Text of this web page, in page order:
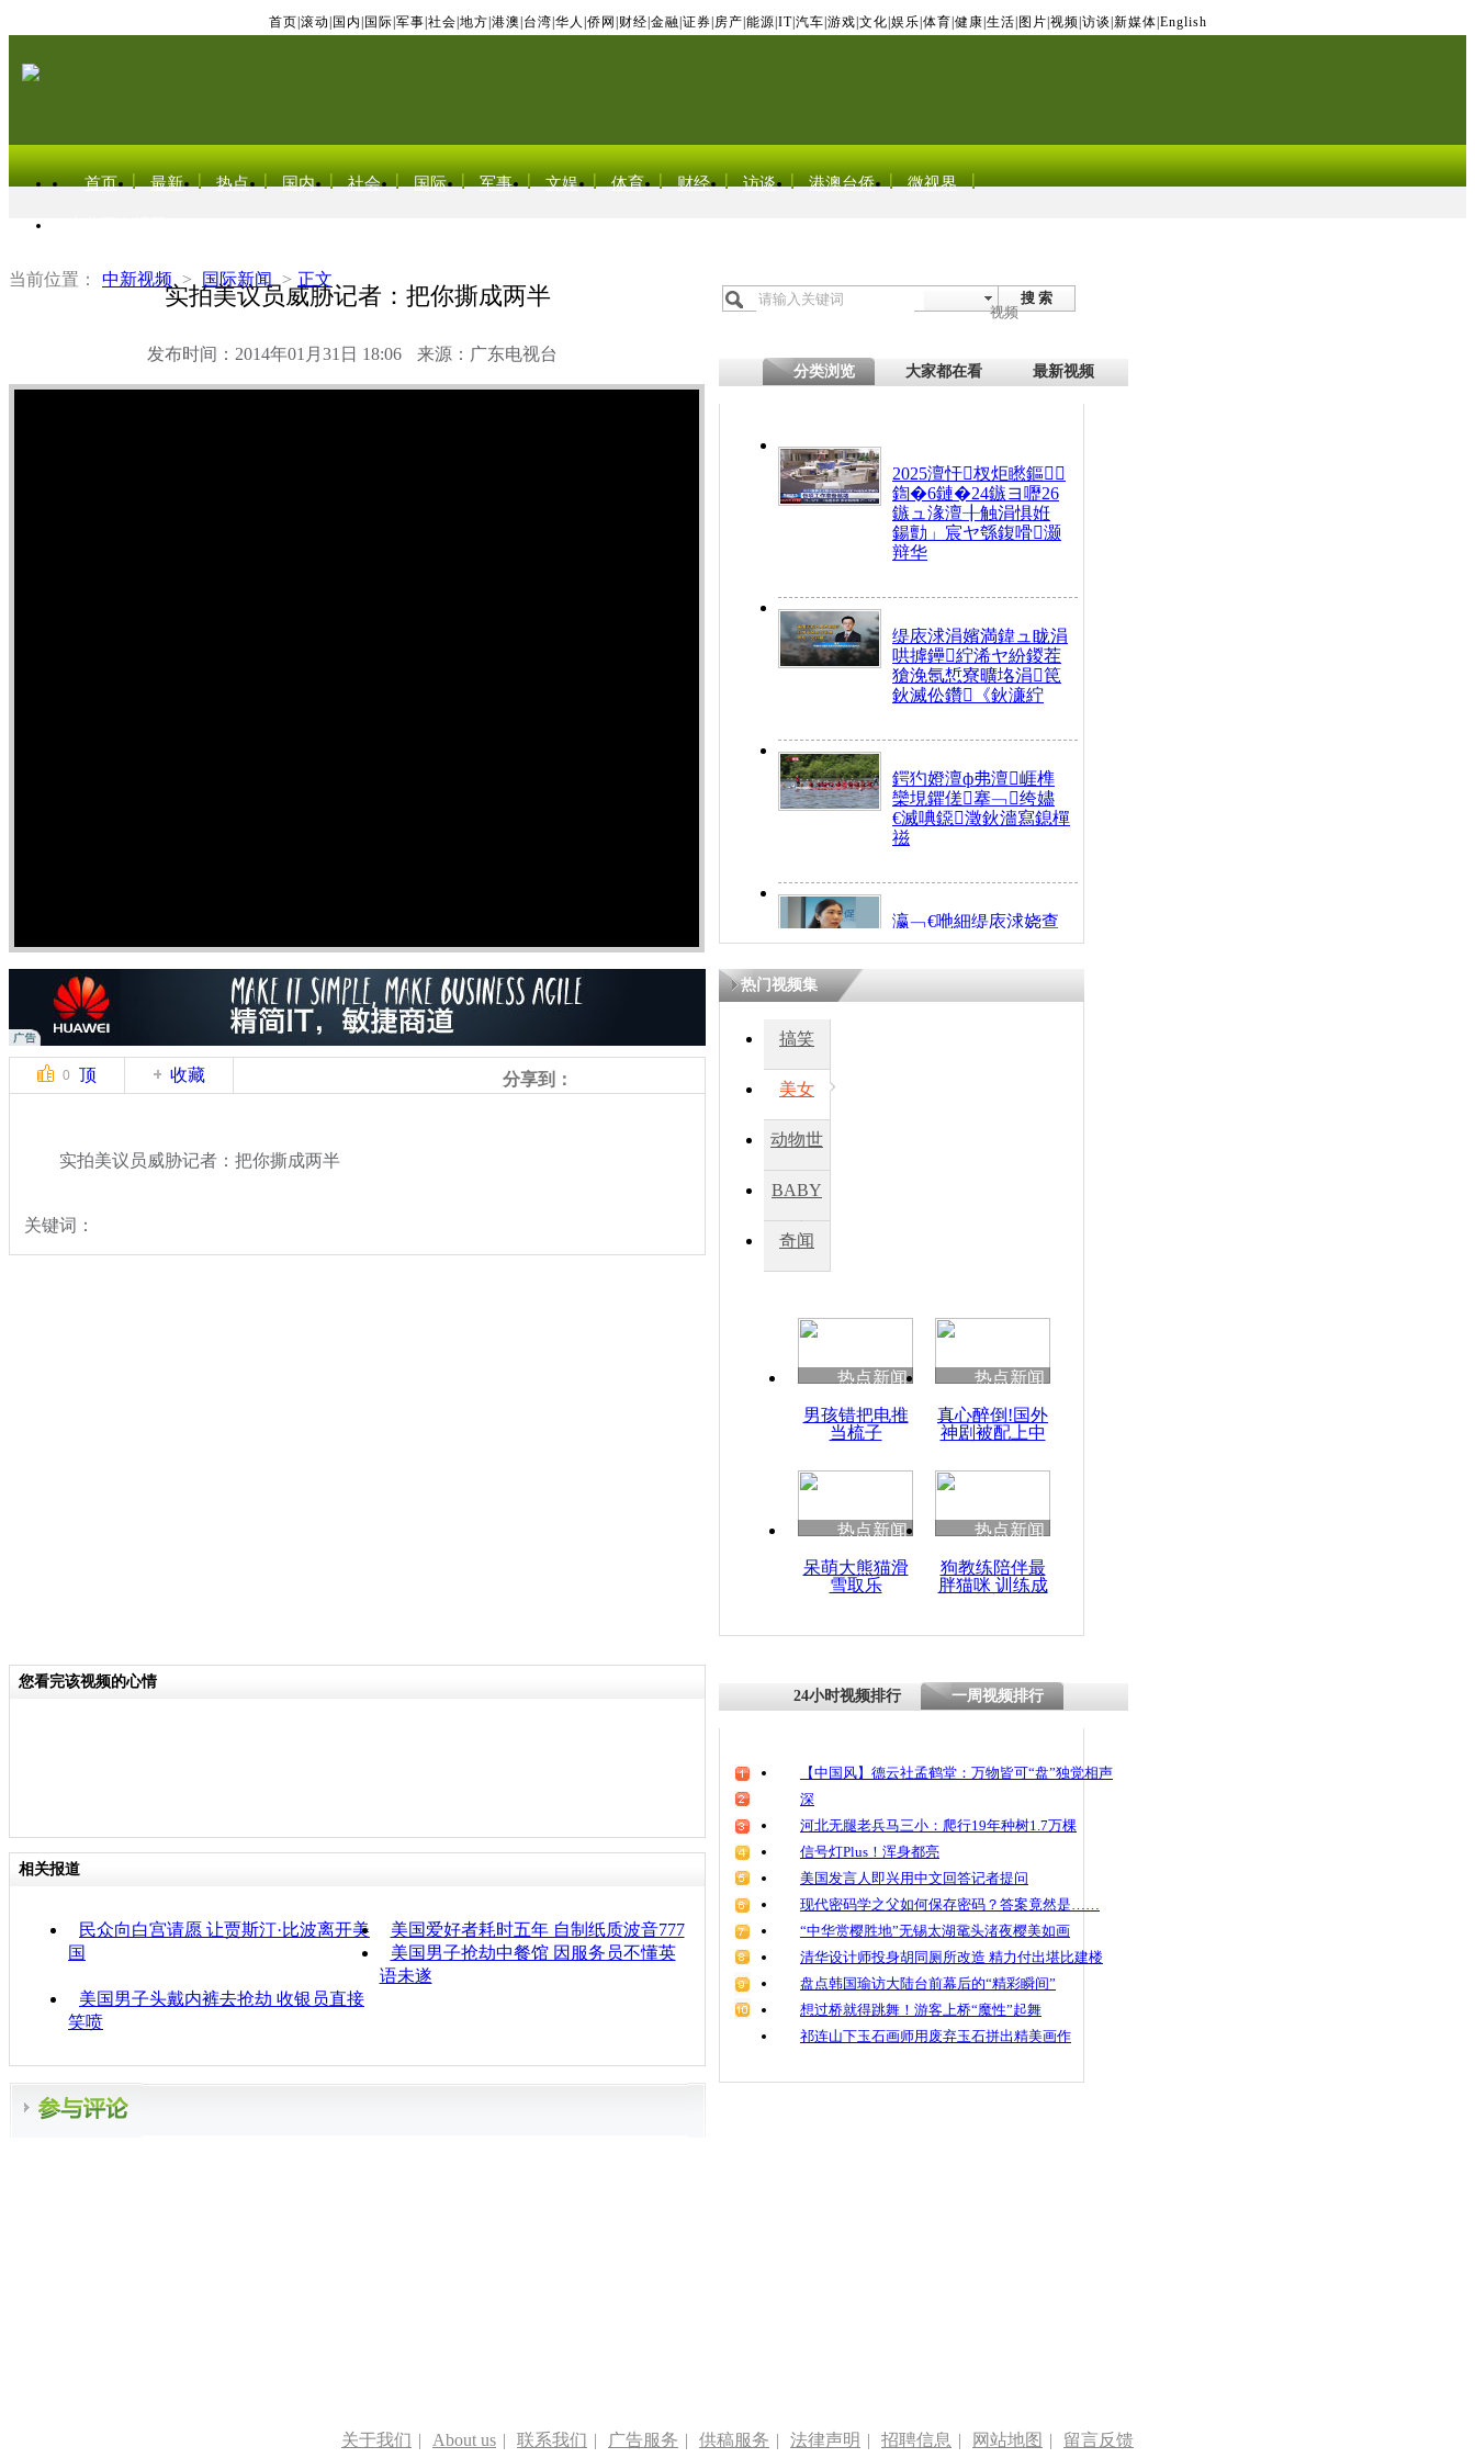
首页 滚动 国内 国际 军事 社会 地方 港澳 台湾 华人 侨网 财经 金融 证券 房产 能源 IT| 汽车 游戏 文化 娱乐 体育 健康 生活 图片 视频 访谈 新媒体 English
首页 最新 热点 国内 社会 国际 军事 文娱 体育 财经 访谈 港澳台侨 微视界
当前位置： 中新视频 > 国际新闻 > 正文
实拍美议员威胁记者：把你撕成两半
发布时间：2014年01月31日 18:06 来源：广东电视台
搜 索
视频
分类浏览 大家都在看 最新视频
2025澶忓杈炬矁鏂
鍧�6鏈�24鏃ヨ嚦26
鏃ュ湪澶╂触涓惧姙
鍚勯」宸ヤ綔鍑嗗灏
辩华
缇庡浗涓嬪満鍏ュ眬涓
哄摢鑸紵浠ヤ紛鍐茬
獊浼氬惁寮曠垎涓笢
鈥滅伀鑽《鈥濓紵
鍔犳嬁澶ф弗澶崕榫
欒垷鑺傞搴﹁绔嬧
€滅唺鐚澂鈥濇寫鎴樿
禌
瀛﹁€咃細缇庡浗娆查
€间笢鍗椾簹涓庝腑鍥
熷悎浣� 涓ㄥ浗闄呰
0 顶 收藏 分享到：
实拍美议员威胁记者：把你撕成两半
关键词：
热门视频集
搞笑
美女
动物世
BABY
秀
奇闻
热点新闻
男孩错把电推
当梳子
热点新闻
真心醉倒!国外
神剧被配上中
热点新闻
呆萌大熊猫滑
雪取乐
热点新闻
狗教练陪伴最
胖猫咪 训练成
您看完该视频的心情
相关报道
民众向白宫请愿 让贾斯汀·比波离开美
国
美国爱好者耗时五年 自制纸质波音777
美国男子抢劫中餐馆 因服务员不懂英
语未遂
美国男子头戴内裤去抢劫 收银员直接
笑喷
24小时视频排行 一周视频排行
【中国风】德云社孟鹤堂：万物皆可“盘”独觉相声
深
河北无腿老兵马三小：爬行19年种树1.7万棵
信号灯Plus！浑身都亮
美国发言人即兴用中文回答记者提问
现代密码学之父如何保存密码？答案竟然是……
“中华赏樱胜地”无锡太湖鼋头渚夜樱美如画
清华设计师投身胡同厕所改造 精力付出堪比建楼
盘点韩国瑜访大陆台前幕后的“精彩瞬间”
想过桥就得跳舞！游客上桥“魔性”起舞
祁连山下玉石画师用废弃玉石拼出精美画作
关于我们 | About us | 联系我们 | 广告服务 | 供稿服务 | 法律声明 | 招聘信息 | 网站地图 | 留言反馈